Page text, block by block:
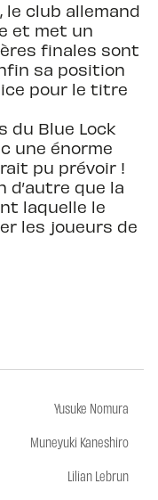
le club allemand
et met un
finales sont
sa position
pour le titre
du Blue Lock
une énorme
pu prévoir !
d’autre que la
laquelle le
les joueurs de
Yusuke Nomura
Muneyuki Kaneshiro
Lilian Lebrun